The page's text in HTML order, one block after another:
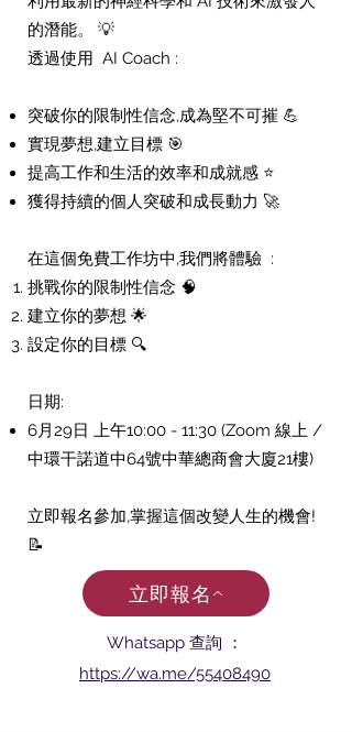
的潛能。 💡
透過使用 AI Coach :
突破你的限制性信念,成為堅不可摧 💪
實現夢想,建立目標 🎯
提高工作和生活的效率和成就感 ⭐
獲得持續的個人突破和成長動力 🚀
在這個免費工作坊中,我們將體驗 :
挑戰你的限制性信念 🧠
建立你的夢想 🌟
設定你的目標 🔍
日期:​
6月29日 上午10:00 - 11:30 (Zoom 線上 /
中環干諾道中64號中華總商會大廈21樓)
立即報名參加,掌握這個改變人生的機會!
📝
立即報名
​​Whatsapp 查詢 ：
https://wa.me/55408490